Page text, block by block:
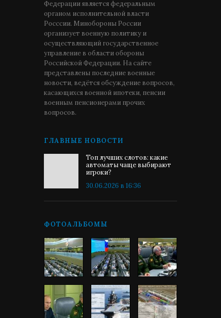
Федерации является федеральным
органом исполнительной власти
Росссии. Минобороны России
организует военную политику и
осуществляющий государственное
управление в области обороны
Российской Федерации. На сайте
представлены последние военные
новости, ведётся обсуждение вопросов,
касающихся военной ипотеки, пенсии
военным пенсионерами прочих
вопросов.
ГЛАВНЫЕ НОВОСТИ
Топ лучших слотов: какие
автоматы чаще выбирают
игроки?
30.06.2026 в 16:36
ФОТОАЛЬБОМЫ